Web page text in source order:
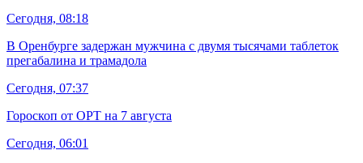
Сегодня, 08:18
В Оренбурге задержан мужчина с двумя тысячами таблеток
прегабалина и трамадола
Сегодня, 07:37
Гороскоп от ОРТ на 7 августа
Сегодня, 06:01